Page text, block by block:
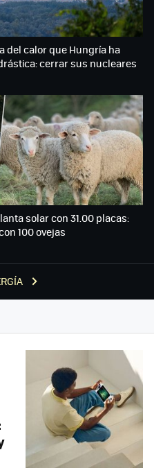
del calor que Hungría ha
cerrar sus nucleares
solar con 31.00 placas:
100 ovejas